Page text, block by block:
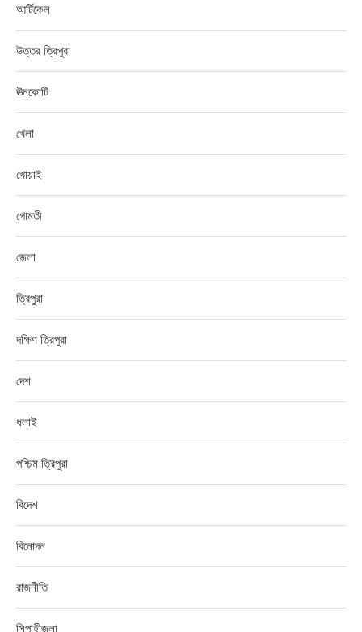
আর্টিকেল
উত্তর ত্রিপুরা
ঊনকোটি
খেলা
খোয়াই
গোমতী
জেলা
ত্রিপুরা
দক্ষিণ ত্রিপুরা
দেশ
ধলাই
পশ্চিম ত্রিপুরা
বিদেশ
বিনোদন
রাজনীতি
সিপাহীজলা